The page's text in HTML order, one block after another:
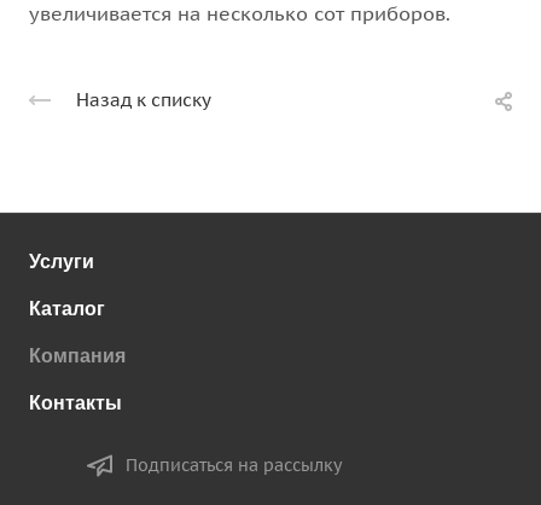
увеличивается на несколько сот приборов.
Назад к списку
Услуги
Каталог
Компания
Контакты
Подписаться на рассылку